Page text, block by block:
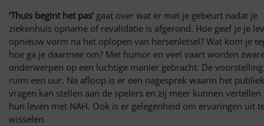
‘Thuis begint het pas’ gaat over wat er met je gebeurt nadat je
ziekenhuis opname of revalidatie is afgerond. Hoe geef je je
opnieuw vorm na het oplopen van hersenletsel? Wat kom je
hoe ga je daarmee om? Met humor en veel vaart worden
onderwerpen op een luchtige manier gebracht. De
ruim een uur. Na afloop is er een nagesprek waarin het publiek
vragen kan stellen aan de spelers en zij meer kunnen vertellen
hun leven met NAH. Ook is er gelegenheid om ervaringen uit
wisselen.